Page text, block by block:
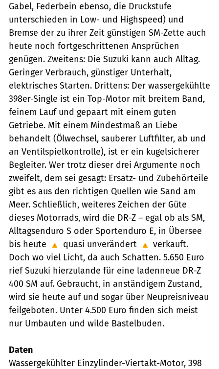
Gabel, Federbein ebenso, die Druckstufe
unterschieden in Low- und Highspeed) und
Bremse der zu ihrer Zeit günstigen SM-Zette auch
heute noch fortgeschrittenen Ansprüchen
genügen. Zweitens: Die Suzuki kann auch Alltag.
Geringer Verbrauch, günstiger Unterhalt,
elektrisches Starten. Drittens: Der wassergekühlte
398er-Single ist ein Top-Motor mit breitem Band,
feinem Lauf und gepaart mit einem guten
Getriebe. Mit einem Mindestmaß an Liebe
behandelt (Ölwechsel, sauberer Luftfilter, ab und
an Ventilspielkontrolle), ist er ein kugelsicherer
Begleiter. Wer trotz dieser drei Argumente noch
zweifelt, dem sei gesagt: Ersatz- und Zubehörteile
gibt es aus den richtigen Quellen wie Sand am
Meer. Schließlich, weiteres Zeichen der Güte
dieses Motorrads, wird die DR-Z – egal ob als SM,
Alltagsenduro S oder Sportenduro E, in Übersee
bis heute
quasi unverändert
verkauft.
Doch wo viel Licht, da auch Schatten. 5.650 Euro
rief Suzuki hierzulande für eine ladenneue DR-Z
400 SM auf. Gebraucht, in anständigem Zustand,
wird sie heute auf und sogar über Neupreisniveau
feilgeboten. Unter 4.500 Euro finden sich meist
nur Umbauten und wilde Bastelbuden.
Daten
Wassergekühlter Einzylinder-Viertakt-Motor, 398